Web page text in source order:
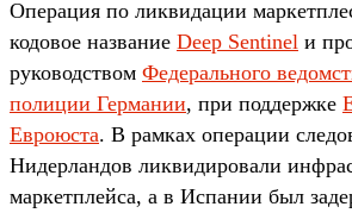
Операция по ликвидации
кодовое название Deep Sentinel и
руководством Федерального
полиции Германии, при поддержке
Евроюста. В рамках операции
Нидерландов ликвидировали
маркетплейса, а в Испании был